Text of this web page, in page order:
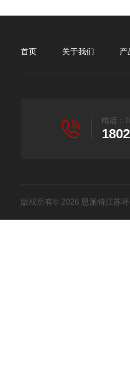
首页 关于我们 产
电话：
版权所有© 2026 恩派特江苏